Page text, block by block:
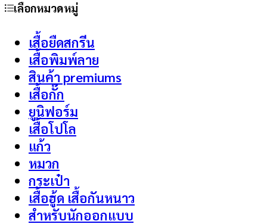
เลือกหมวดหมู่
เสื้อยืดสกรีน
เสื้อพิมพ์ลาย
สินค้า premiums
เสื้อกั๊ก
ยูนิฟอร์ม
เสื้อโปโล
แก้ว
หมวก
กระเป๋า
เสื้อฮู้ด เสื้อกันหนาว
สำหรับนักออกแบบ